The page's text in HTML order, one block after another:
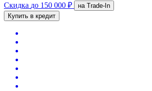
Скидка до 150 000 ₽
на Trade-In
Купить в кредит